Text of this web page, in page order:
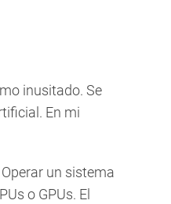
inusitado. Se
En mi
un sistema
o GPUs. El